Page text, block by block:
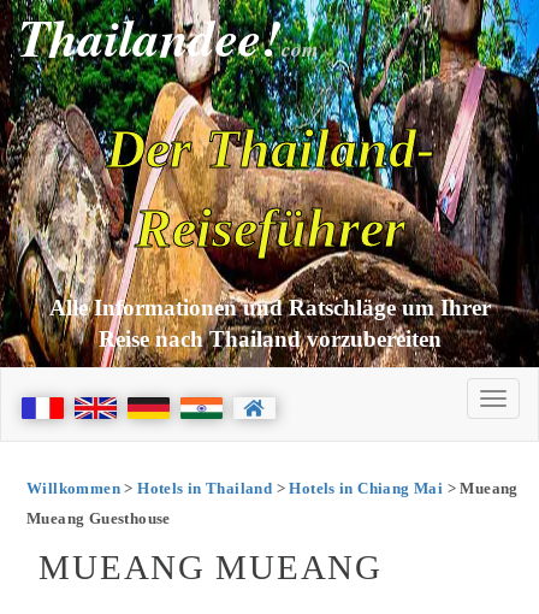
Thailandee!com
Der Thailand-
Reiseführer
Alle Informationen und Ratschläge um Ihrer
Reise nach Thailand vorzubereiten
Willkommen>Hotels in Thailand >Hotels in Chiang Mai > Mueang
Mueang Guesthouse
MUEANG MUEANG